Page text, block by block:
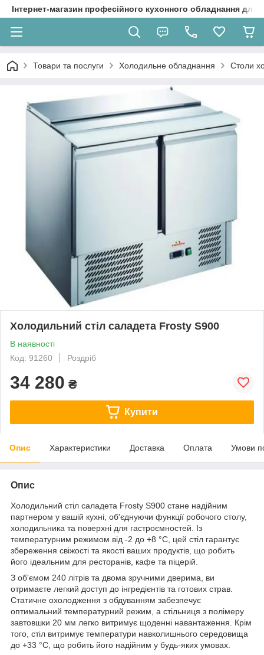
Інтернет-магазин професійного кухонного обладнання
Товари та послуги Холодильне обладнання Столи
Холодильний стіл саладета Frosty S900
В наявності
Код: 91260
Роздріб
34 280 ₴
Купити
Опис Характеристики Доставка Оплата Умови
Опис
Холодильний стіл саладета Frosty S900 стане надійним
партнером у вашій кухні, об'єднуючи функції робочого столу,
холодильника та поверхні для гастроємностей. Із
температурним режимом від -2 до +8 °C, цей стіл гарантує
збереження свіжості та якості ваших продуктів, що робить
його ідеальним для ресторанів, кафе та піцерій.
З об'ємом 240 літрів та двома зручними дверима, ви
отримаєте легкий доступ до інгредієнтів та готових страв.
Статичне охолодження з обдуванням забезпечує
оптимальний температурний режим, а стільниця з полімеру
завтовшки 20 мм легко витримує щоденні навантаження. Крім
того, стіл витримує температури навколишнього середовища
до +33 °C, що робить його надійним у будь-яких умовах.